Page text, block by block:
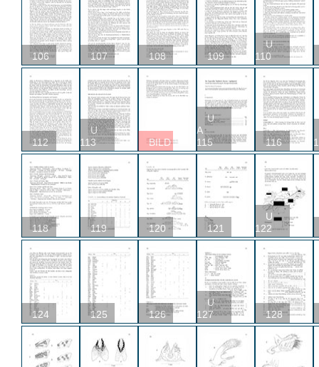
106 107 108 109
U
110
112
U
113
BILD
U
A
115
116
118 119 120 121
U
122
124 125 126
U
127
128